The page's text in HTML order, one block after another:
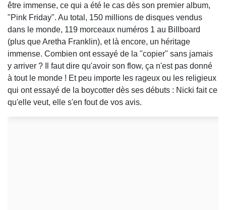
être immense, ce qui a été le cas dès son premier album,
"Pink Friday". Au total, 150 millions de disques vendus
dans le monde, 119 morceaux numéros 1 au Billboard
(plus que Aretha Franklin), et là encore, un héritage
immense. Combien ont essayé de la "copier" sans jamais
y arriver ? Il faut dire qu'avoir son flow, ça n'est pas donné
à tout le monde ! Et peu importe les rageux ou les religieux
qui ont essayé de la boycotter dès ses débuts : Nicki fait ce
qu'elle veut, elle s'en fout de vos avis.